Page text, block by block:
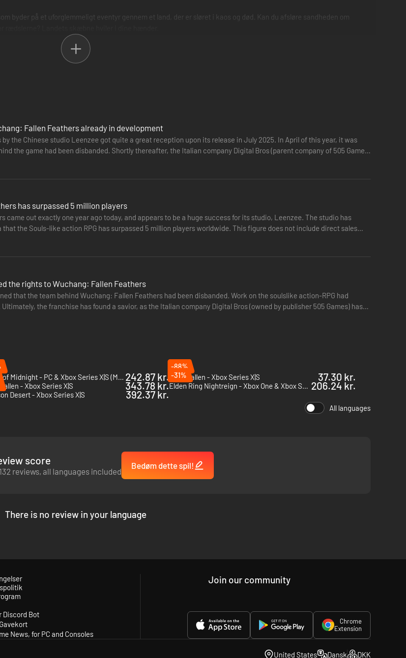
byder på et uforglemmeligt eventyr gennem et land, der er sløret i kaos og død. Kan du afsløre sandheden om
Fallen Feathers already in development
the Chinese studio Leenzee got quite a great reception upon its release in July 2025. In April of this year, it was
thereafter, the Italian company Digital Bros (parent company of 505 Games)
has surpassed 5 million players
came out exactly one year ago today, and appears to be a huge success for its studio, Leenzee. The studio has
the Souls-like action RPG has surpassed 5 million players worldwide. This figure does not include direct sales
the rights to Wuchang: Fallen Feathers
that the team behind Wuchang: Fallen Feathers had been disbanded. Work on the soulslike action-RPG had
the franchise has found a savior, as the Italian company Digital Bros (owned by publisher 505 Games) has
South of Midnight - PC & Xbox Series X|S (Microsoft Store) 242.87 kr.
-88%
Atlas Fallen - Xbox Series X|S
37.30 kr.
- Xbox Series X|S
343.78 kr.
-31%
Elden Ring Nightreign - Xbox One & Xbox Series X|S 206.24 kr.
Desert - Xbox Series X|S
392.37 kr.
All languages
score
reviews, all languages included
Bedøm dette spil!
There is no review in your language
Discord Bot
News, for PC and Consoles
Join our community
Chrome
Extension
United States Dansk DKK